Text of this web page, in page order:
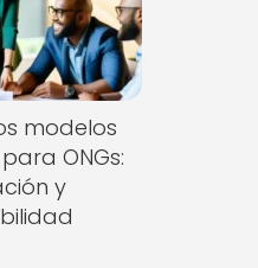
modelos
ONGs:
y